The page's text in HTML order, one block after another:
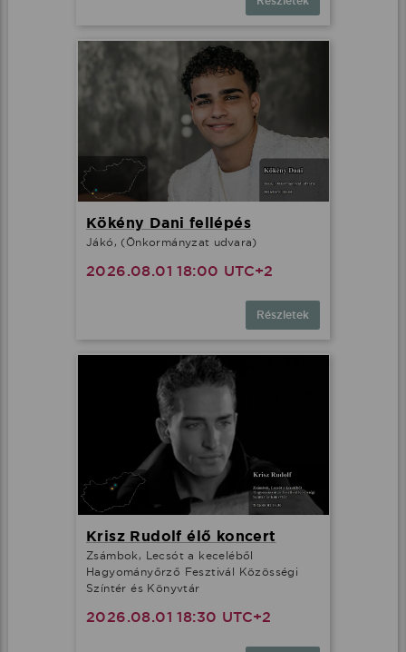
Kökény Dani fellépés
Jákó, (Önkormányzat udvara)
2026.08.01 18:00 UTC+2
Részletek
Krisz Rudolf élő koncert
Zsámbok, Lecsót a keceléből
Hagyományőrző Fesztivál Közösségi
Színtér és Könyvtár
2026.08.01 18:30 UTC+2